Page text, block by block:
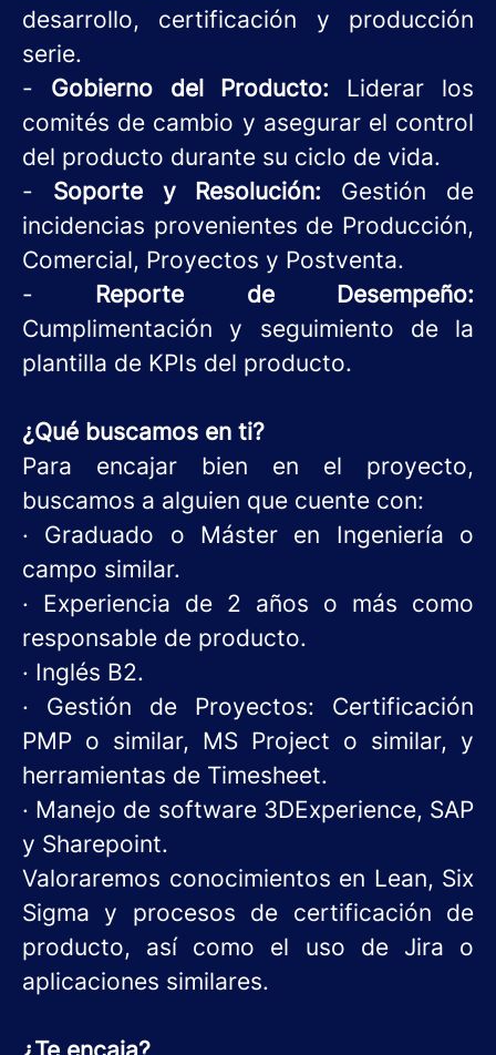
desarrollo, certificación y producción
serie.
- Gobierno del Producto: Liderar los
comités de cambio y asegurar el control
del producto durante su ciclo de vida.
- Soporte y Resolución: Gestión de
incidencias provenientes de Producción,
Comercial, Proyectos y Postventa.
- Reporte de Desempeño:
Cumplimentación y seguimiento de la
plantilla de KPIs del producto.
¿Qué buscamos en ti?
Para encajar bien en el proyecto,
buscamos a alguien que cuente con:
· Graduado o Máster en Ingeniería o
campo similar.
· Experiencia de 2 años o más como
responsable de producto.
· Inglés B2.
· Gestión de Proyectos: Certificación
PMP o similar, MS Project o similar, y
herramientas de Timesheet.
· Manejo de software 3DExperience, SAP
y Sharepoint.
Valoraremos conocimientos en Lean, Six
Sigma y procesos de certificación de
producto, así como el uso de Jira o
aplicaciones similares.